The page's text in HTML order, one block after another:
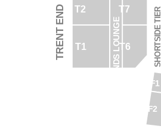
TRENT END SHORTSIDE TIER
T1
T2
T6
T7
LEGENDS LOUNGE F1
F2